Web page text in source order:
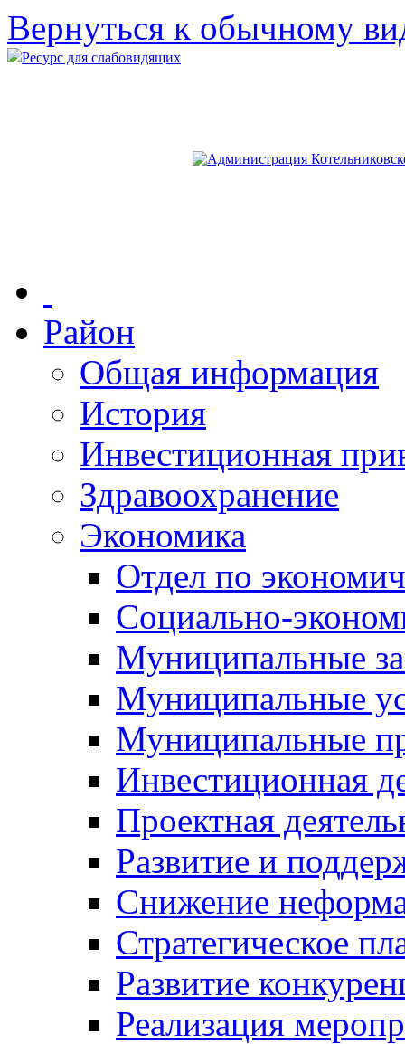
Вернуться к обычному
Ресурс для слабовидящих
Район
Общая информация
История
Инвестиционная
Здравоохранение
Экономика
Отдел по
Социально-
Муниципальные
Муниципальные
Муниципальные
Инвестиционная
Проектная
Развитие и
Снижение
Стратегическое
Развитие
Реализация